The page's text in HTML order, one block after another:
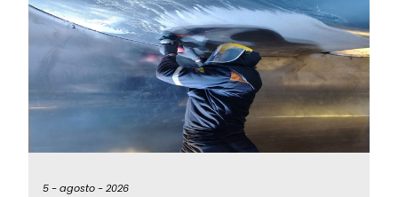
5 -agosto -2026